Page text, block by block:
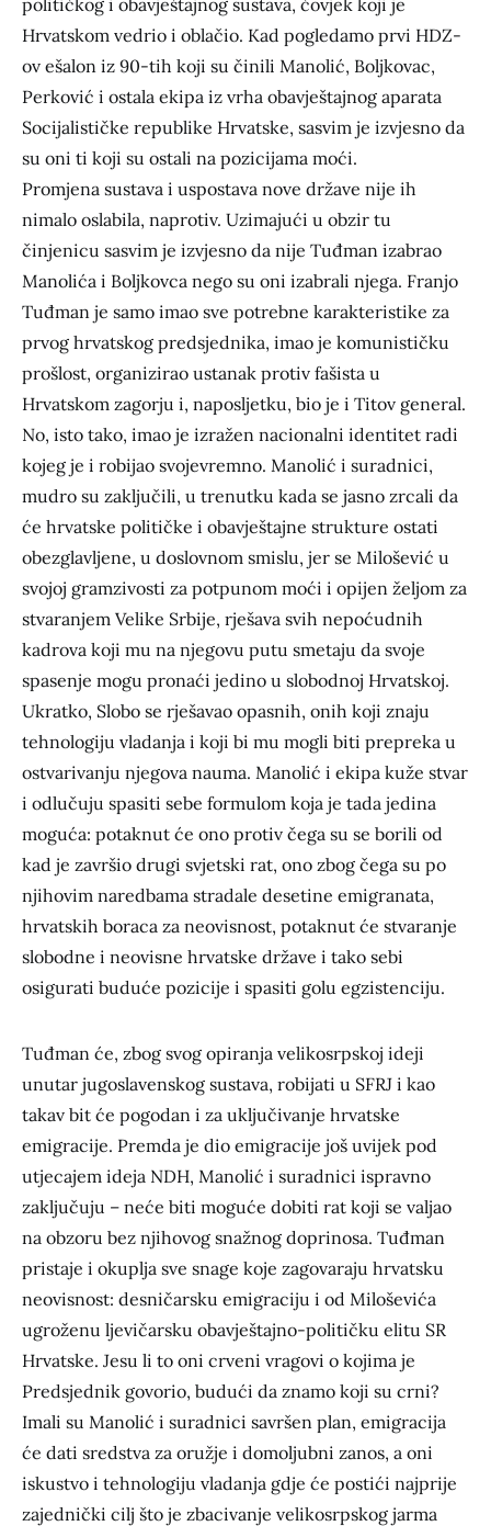
političkog i obavještajnog sustava, čovjek koji je
Hrvatskom vedrio i oblačio. Kad pogledamo prvi HDZ-
ov ešalon iz 90-tih koji su činili Manolić, Boljkovac,
Perković i ostala ekipa iz vrha obavještajnog aparata
Socijalističke republike Hrvatske, sasvim je izvjesno da
su oni ti koji su ostali na pozicijama moći.
Promjena sustava i uspostava nove države nije ih
nimalo oslabila, naprotiv. Uzimajući u obzir tu
činjenicu sasvim je izvjesno da nije Tuđman izabrao
Manolića i Boljkovca nego su oni izabrali njega. Franjo
Tuđman je samo imao sve potrebne karakteristike za
prvog hrvatskog predsjednika, imao je komunističku
prošlost, organizirao ustanak protiv fašista u
Hrvatskom zagorju i, naposljetku, bio je i Titov general.
No, isto tako, imao je izražen nacionalni identitet radi
kojeg je i robijao svojevremno. Manolić i suradnici,
mudro su zaključili, u trenutku kada se jasno zrcali da
će hrvatske političke i obavještajne strukture ostati
obezglavljene, u doslovnom smislu, jer se Milošević u
svojoj gramzivosti za potpunom moći i opijen željom za
stvaranjem Velike Srbije, rješava svih nepoćudnih
kadrova koji mu na njegovu putu smetaju da svoje
spasenje mogu pronaći jedino u slobodnoj Hrvatskoj.
Ukratko, Slobo se rješavao opasnih, onih koji znaju
tehnologiju vladanja i koji bi mu mogli biti prepreka u
ostvarivanju njegova nauma. Manolić i ekipa kuže stvar
i odlučuju spasiti sebe formulom koja je tada jedina
moguća: potaknut će ono protiv čega su se borili od
kad je završio drugi svjetski rat, ono zbog čega su po
njihovim naredbama stradale desetine emigranata,
hrvatskih boraca za neovisnost, potaknut će stvaranje
slobodne i neovisne hrvatske države i tako sebi
osigurati buduće pozicije i spasiti golu egzistenciju.
Tuđman će, zbog svog opiranja velikosrpskoj ideji
unutar jugoslavenskog sustava, robijati u SFRJ i kao
takav bit će pogodan i za uključivanje hrvatske
emigracije. Premda je dio emigracije još uvijek pod
utjecajem ideja NDH, Manolić i suradnici ispravno
zaključuju – neće biti moguće dobiti rat koji se valjao
na obzoru bez njihovog snažnog doprinosa. Tuđman
pristaje i okuplja sve snage koje zagovaraju hrvatsku
neovisnost: desničarsku emigraciju i od Miloševića
ugroženu ljevičarsku obavještajno-političku elitu SR
Hrvatske. Jesu li to oni crveni vragovi o kojima je
Predsjednik govorio, budući da znamo koji su crni?
Imali su Manolić i suradnici savršen plan, emigracija
će dati sredstva za oružje i domoljubni zanos, a oni
iskustvo i tehnologiju vladanja gdje će postići najprije
zajednički cilj što je zbacivanje velikosrpskog jarma